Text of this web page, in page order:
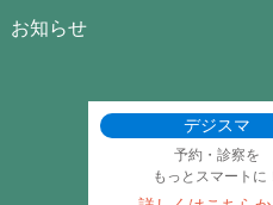
お知らせ
デジスマ
予約・診察を
もっとスマートに